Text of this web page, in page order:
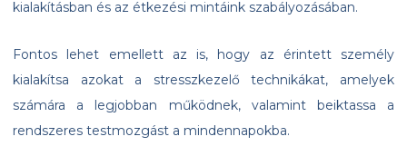
kialakításban és az étkezési mintáink szabályozásában.
Fontos lehet emellett az is, hogy az érintett személy
kialakítsa azokat a stresszkezelő technikákat, amelyek
számára a legjobban működnek, valamint beiktassa a
rendszeres testmozgást a mindennapokba.